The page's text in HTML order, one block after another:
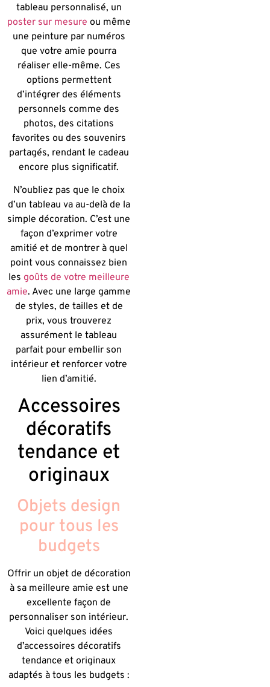
tableau personnalisé, un
poster sur mesure ou même
une peinture par numéros
que votre amie pourra
réaliser elle-même. Ces
options permettent
d’intégrer des éléments
personnels comme des
photos, des citations
favorites ou des souvenirs
partagés, rendant le cadeau
encore plus significatif.
N’oubliez pas que le choix
d’un tableau va au-delà de la
simple décoration. C’est une
façon d’exprimer votre
amitié et de montrer à quel
point vous connaissez bien
les goûts de votre meilleure
amie. Avec une large gamme
de styles, de tailles et de
prix, vous trouverez
assurément le tableau
parfait pour embellir son
intérieur et renforcer votre
lien d’amitié.
Accessoires
décoratifs
tendance et
originaux
Objets design
pour tous les
budgets
Offrir un objet de décoration
à sa meilleure amie est une
excellente façon de
personnaliser son intérieur.
Voici quelques idées
d’accessoires décoratifs
tendance et originaux
adaptés à tous les budgets :